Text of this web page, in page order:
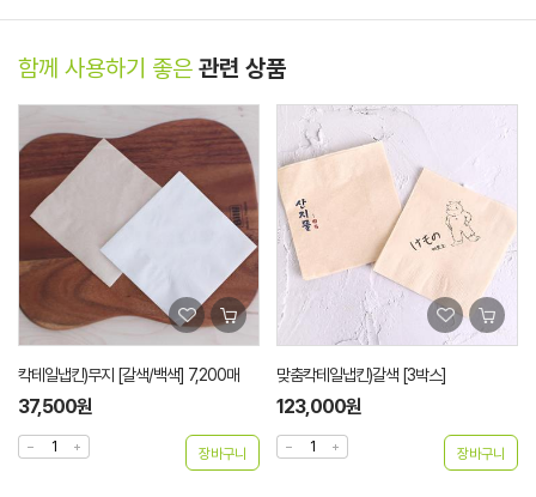
함께 사용하기 좋은 관련 상품
칵테일냅킨)무지 [갈색/백색] 7,200매
37,500원
맞춤칵테일냅킨)갈색 [3박스]
123,000원